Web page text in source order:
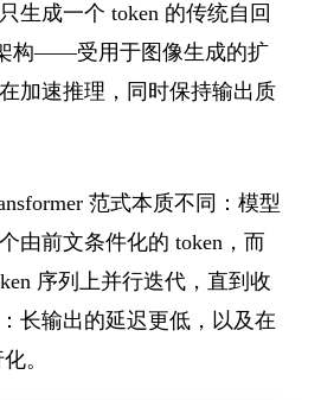
生成一个 token 的传统自回
构——受用于图像生成的扩
加速推理，同时保持输出质
范式本质不同：模型
由前文条件化的 token，而
序列上并行迭代，直到收
长输出的延迟更低，以及在
。